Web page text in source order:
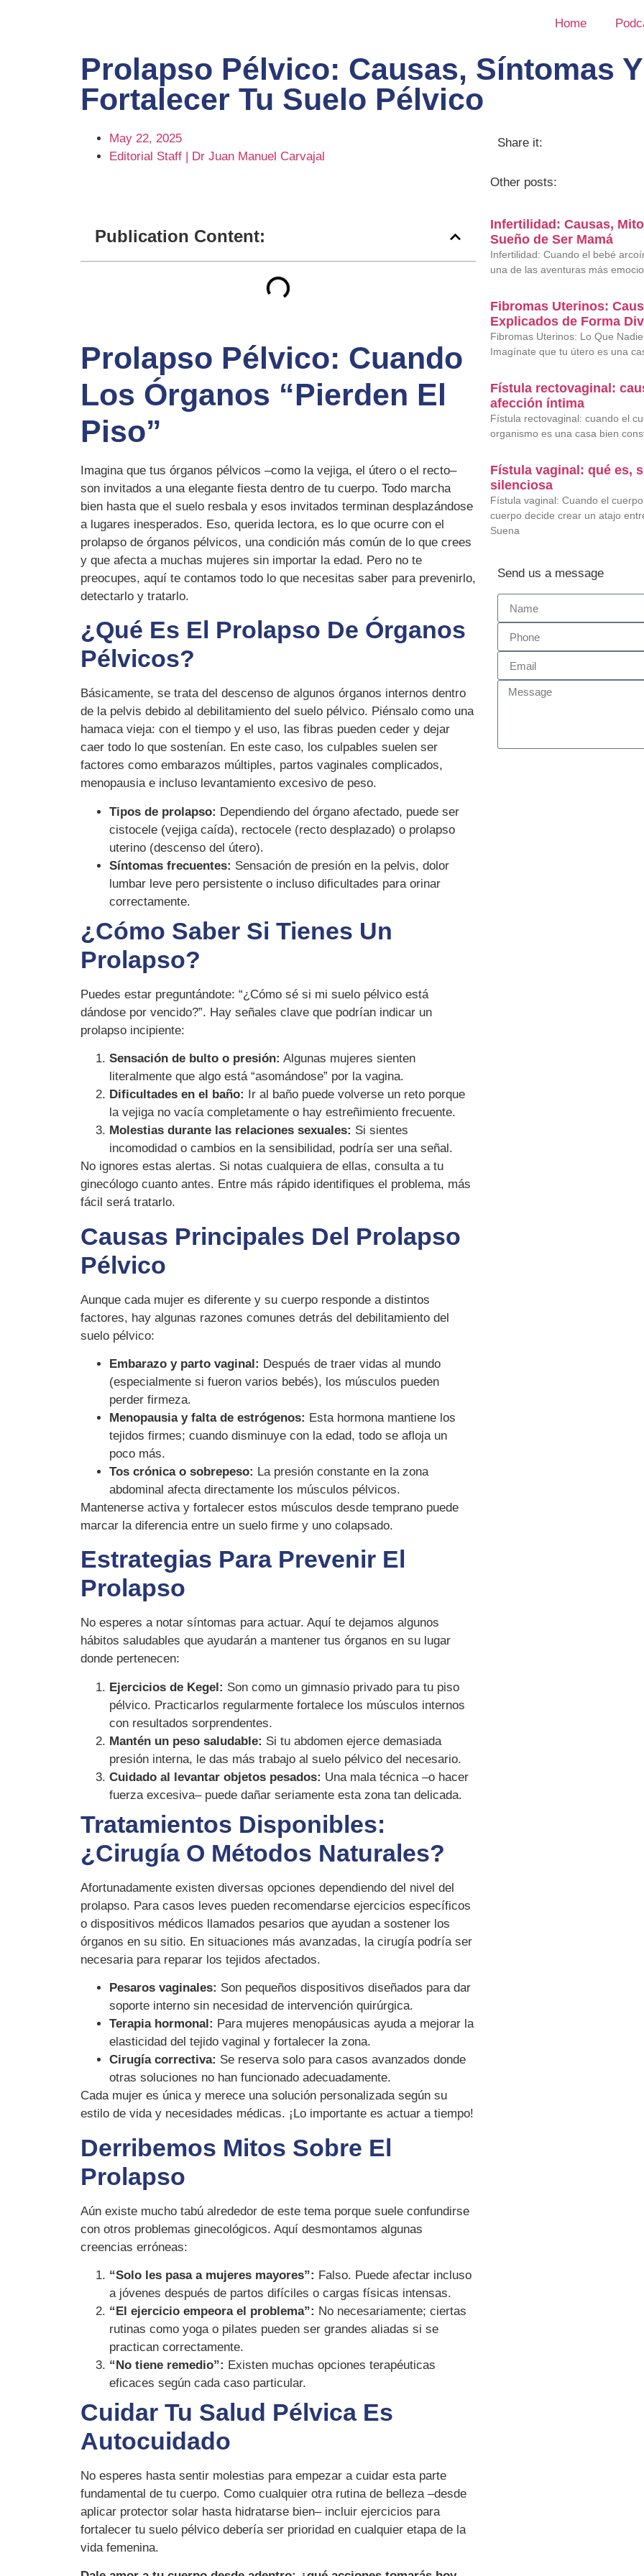
Home
Prolapso Pélvico: Causas, Síntomas
Fortalecer Tu Suelo Pélvico
May 22, 2025
Editorial Staff | Dr Juan Manuel Carvajal
Publication Content:
Prolapso Pélvico: Cuando
Los Órganos “pierden El
Piso”
Imagina que tus órganos pélvicos –como la vejiga, el útero o el recto–
son invitados a una elegante fiesta dentro de tu cuerpo. Todo marcha
bien hasta que el suelo resbala y esos invitados terminan desplazándose
a lugares inesperados. Eso, querida lectora, es lo que ocurre con el
prolapso de órganos pélvicos, una condición más común de lo que crees
y que afecta a muchas mujeres sin importar la edad. Pero no te
preocupes, aquí te contamos todo lo que necesitas saber para prevenirlo,
detectarlo y tratarlo.
¿Qué Es El Prolapso De Órganos
Pélvicos?
Básicamente, se trata del descenso de algunos órganos internos dentro
de la pelvis debido al debilitamiento del suelo pélvico. Piénsalo como una
hamaca vieja: con el tiempo y el uso, las fibras pueden ceder y dejar
caer todo lo que sostenían. En este caso, los culpables suelen ser
factores como embarazos múltiples, partos vaginales complicados,
menopausia e incluso levantamiento excesivo de peso.
Tipos de prolapso: Dependiendo del órgano afectado, puede ser
cistocele (vejiga caída), rectocele (recto desplazado) o prolapso
uterino (descenso del útero).
Síntomas frecuentes: Sensación de presión en la pelvis, dolor
lumbar leve pero persistente o incluso dificultades para orinar
correctamente.
¿Cómo Saber Si Tienes Un
Prolapso?
Puedes estar preguntándote: “¿Cómo sé si mi suelo pélvico está
dándose por vencido?”. Hay señales clave que podrían indicar un
prolapso incipiente:
Sensación de bulto o presión: Algunas mujeres sienten
literalmente que algo está “asomándose” por la vagina.
Dificultades en el baño:
Ir al baño puede volverse un reto porque
la vejiga no vacía completamente o hay estreñimiento frecuente.
Molestias durante las relaciones sexuales: Si sientes
incomodidad o cambios en la sensibilidad, podría ser una señal.
No ignores estas alertas. Si notas cualquiera de ellas, consulta a tu
ginecólogo cuanto antes. Entre más rápido identifiques el problema, más
fácil será tratarlo.
Causas Principales Del Prolapso
Pélvico
Aunque cada mujer es diferente y su cuerpo responde a distintos
factores, hay algunas razones comunes detrás del debilitamiento del
suelo pélvico:
Embarazo y parto vaginal: Después de traer vidas al mundo
(especialmente si fueron varios bebés), los músculos pueden
perder firmeza.
Menopausia y falta de estrógenos: Esta hormona mantiene los
tejidos firmes; cuando disminuye con la edad, todo se afloja un
poco más.
Tos crónica o sobrepeso: La presión constante en la zona
abdominal afecta directamente los músculos pélvicos.
Mantenerse activa y fortalecer estos músculos desde temprano puede
marcar la diferencia entre un suelo firme y uno colapsado.
Estrategias Para Prevenir El
Prolapso
No esperes a notar síntomas para actuar. Aquí te dejamos algunos
hábitos saludables que ayudarán a mantener tus órganos en su lugar
donde pertenecen:
Ejercicios de Kegel: Son como un gimnasio privado para tu piso
pélvico. Practicarlos regularmente fortalece los músculos internos
con resultados sorprendentes.
Mantén un peso saludable: Si tu abdomen ejerce demasiada
presión interna, le das más trabajo al suelo pélvico del necesario.
Cuidado al levantar objetos pesados: Una mala técnica –o hacer
fuerza excesiva– puede dañar seriamente esta zona tan delicada.
Tratamientos Disponibles:
¿cirugía O Métodos Naturales?
Afortunadamente existen diversas opciones dependiendo del nivel del
prolapso. Para casos leves pueden recomendarse ejercicios específicos
o dispositivos médicos llamados pesarios que ayudan a sostener los
órganos en su sitio. En situaciones más avanzadas, la cirugía podría ser
necesaria para reparar los tejidos afectados.
Pesaros vaginales: Son pequeños dispositivos diseñados para dar
soporte interno sin necesidad de intervención quirúrgica.
Terapia hormonal: Para mujeres menopáusicas ayuda a mejorar la
elasticidad del tejido vaginal y fortalecer la zona.
Cirugía correctiva: Se reserva solo para casos avanzados donde
otras soluciones no han funcionado adecuadamente.
Cada mujer es única y merece una solución personalizada según su
estilo de vida y necesidades médicas. ¡Lo importante es actuar a tiempo!
Derribemos Mitos Sobre El
Prolapso
Aún existe mucho tabú alrededor de este tema porque suele confundirse
con otros problemas ginecológicos. Aquí desmontamos algunas
creencias erróneas:
“Solo les pasa a mujeres mayores”: Falso. Puede afectar incluso
a jóvenes después de partos difíciles o cargas físicas intensas.
“El ejercicio empeora el problema”: No necesariamente; ciertas
rutinas como yoga o pilates pueden ser grandes aliadas si se
practican correctamente.
“No tiene remedio”: Existen muchas opciones terapéuticas
eficaces según cada caso particular.
Cuidar Tu Salud Pélvica Es
Autocuidado
No esperes hasta sentir molestias para empezar a cuidar esta parte
fundamental de tu cuerpo. Como cualquier otra rutina de belleza –desde
aplicar protector solar hasta hidratarse bien– incluir ejercicios para
fortalecer tu suelo pélvico debería ser prioridad en cualquier etapa de la
vida femenina.
Share it:
Other posts:
Infertilidad: Causas,
Sueño de Ser Mamá
Infertilidad: Cuando el bebé
una de las aventuras más
Fibromas Uterinos:
Explicados de Forma
Fibromas Uterinos: Lo Que
Imagínate que tu útero es una
Fístula rectovaginal:
afección íntima
Fístula rectovaginal: cuando el
organismo es una casa bien
Fístula vaginal: qué es,
silenciosa
Fístula vaginal: Cuando el
cuerpo decide crear un atajo
Suena
Send us a message